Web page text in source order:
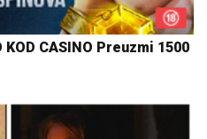
KOD CASINO Preuzmi 1500